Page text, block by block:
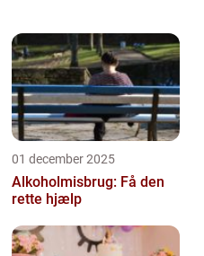
01 december 2025
Alkoholmisbrug: Få den
rette hjælp